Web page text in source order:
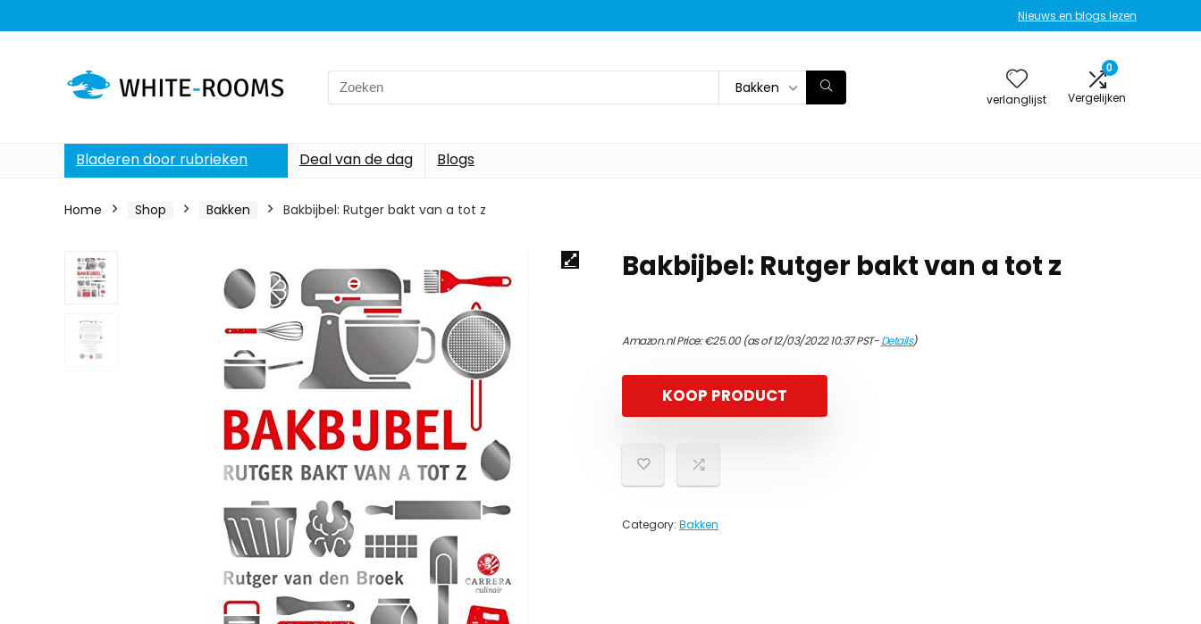
Nieuws en blogs lezen
Search
for:
Bakken
verlanglijst
0
Vergelijken
Bladeren door rubrieken Deal van de dag Blogs
Home Shop Bakken Bakbijbel: Rutger bakt van a tot z
Bakbijbel: Rutger bakt van a tot z
Amazon.nl Price:€25.00(as of 12/03/2022 10:37 PST-Details)
KOOP PRODUCT
Category: Bakken